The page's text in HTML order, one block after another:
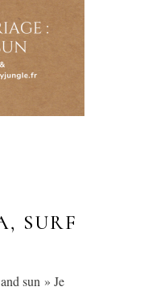
SURF
sun » Je